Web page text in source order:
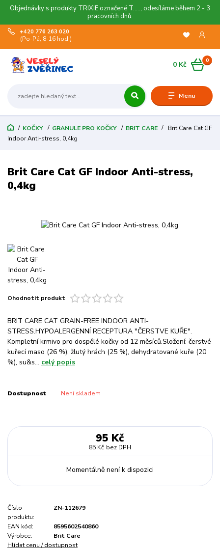
Objednávky s produkty TRIXIE označené T....., odesíláme během 2 - 3
pracovních dnů.
Menu
+420 776 263 020
(Po-Pá, 8-16 hod.)
0
0 Kč
KOČKY GRANULE PRO KOČKY BRIT CARE
Brit Care Cat GF
Indoor Anti-stress, 0,4kg
Brit Care Cat GF Indoor Anti-stress,
0,4kg
Ohodnotit produkt
BRIT CARE CAT GRAIN-FREE INDOOR ANTI-
STRESS.HYPOALERGENNÍ RECEPTURA "ČERSTVE KUŘE".
Kompletní krmivo pro dospělé kočky od 12 měsíců.Složení: čerstvé
kuřecí maso (26 %), žlutý hrách (25 %), dehydratované kuře (20
%), su&s... celý popis
Dostupnost Není skladem
95 Kč
85 Kč bez DPH
Momentálně není k dispozici
Číslo
produktu:
ZN-112679
EAN kód:
8595602540860
Výrobce:
Brit Care
Hlídat cenu / dostupnost